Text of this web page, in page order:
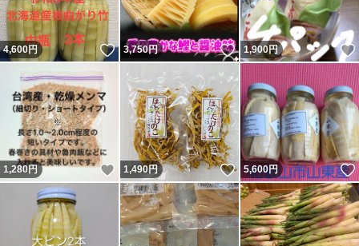
4,600円 いいね！
3,750円 いいね！
1,900円
1,280円 いいね！
1,490円 いいね！
5,600円